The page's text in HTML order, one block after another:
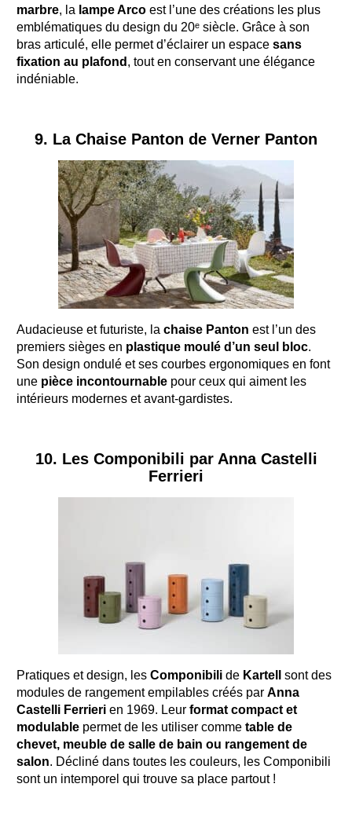
marbre, la lampe Arco est l’une des créations les plus
emblématiques du design du 20ᵉ siècle. Grâce à son
bras articulé, elle permet d’éclairer un espace sans
fixation au plafond , tout en conservant une élégance
indéniable.
9. La Chaise Panton de Verner Panton
Audacieuse et futuriste, la chaise Panton est l’un des
premiers sièges en plastique moulé d’un seul bloc.
Son design ondulé et ses courbes ergonomiques en font
une pièce incontournable pour ceux qui aiment les
intérieurs modernes et avant-gardistes.
10. Les Componibili par Anna Castelli
Ferrieri
Pratiques et design, les Componibili de Kartell
sont des
modules de rangement empilables créés par Anna
Castelli Ferrieri en 1969. Leur format compact et
modulable permet de les utiliser comme table de
chevet, meuble de salle de bain ou rangement de
salon. Décliné dans toutes les couleurs, les Componibili
sont un intemporel qui trouve sa place partout !